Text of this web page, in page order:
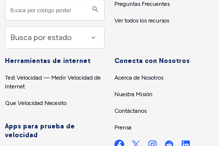
Preguntas Frecuentes
Ver todos los recursos
Herramientas de internet
Test Velocidad — Medir Velocidad de
Internet
Que Velocidad Necesito
Apps para prueba de
velocidad
Conecta con Nosotros
Acerca de Nosotros
Nuestra Misión
Contáctanos
Prensa